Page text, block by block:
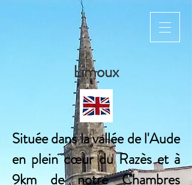
Limoux
Située dans la vallée de l'Aude
en plein cœur duRazès et à
9km de notre Chambres